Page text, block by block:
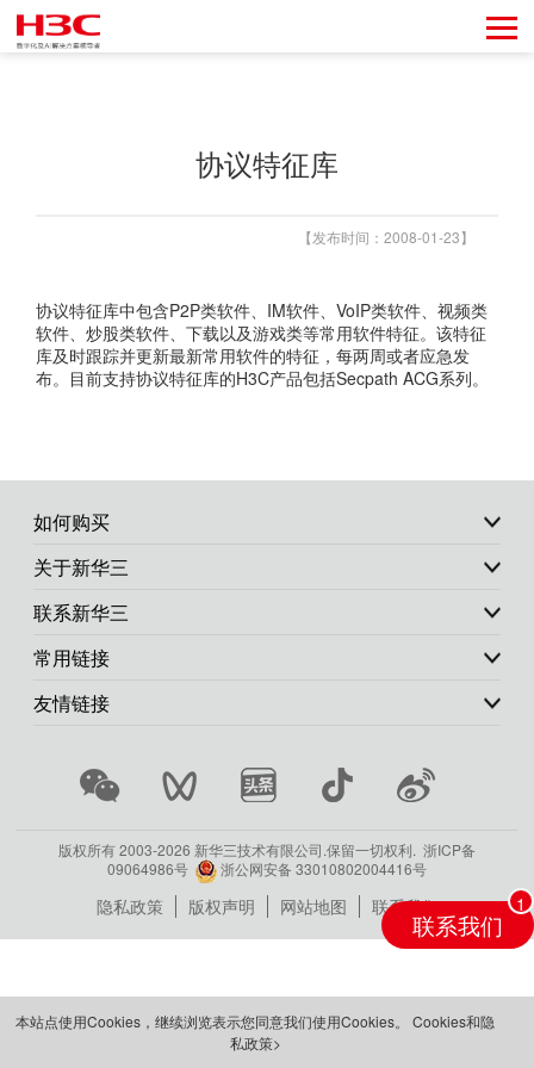
协议特征库
【发布时间：2008-01-23】
协议特征库中包含P2P类软件、IM软件、VoIP类软件、视频类
软件、炒股类软件、下载以及游戏类等常用软件特征。该特征
库及时跟踪并更新最新常用软件的特征，每两周或者应急发
布。目前支持协议特征库的H3C产品包括Secpath ACG系列。
如何购买
关于新华三
联系新华三
常用链接
友情链接
版权所有 2003-2026 新华三技术有限公司.保留一切权利. 浙ICP备
09064986号
浙公网安备 33010802004416号
隐私政策 版权声明 网站地图 联系我们
联系我们
本站点使用Cookies，继续浏览表示您同意我们使用Cookies。 Cookies和隐
私政策>